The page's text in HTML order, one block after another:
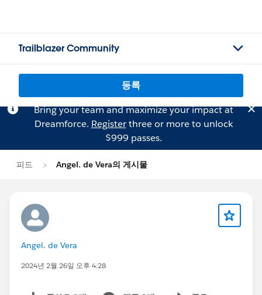
Trailblazer Community
등록
Bring your team and maximize your impact at
Dreamforce. Registerthree or more to unlock
$999 passes.
피드 Angel. de Vera의 게시물
Angel. de Vera
2024년 2월 26일 오후 4:28